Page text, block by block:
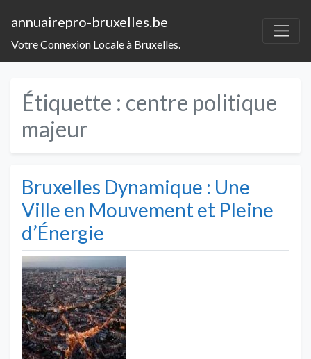
annuairepro-bruxelles.be
Votre Connexion Locale à Bruxelles.
Étiquette : centre politique
majeur
Bruxelles Dynamique : Une
Ville en Mouvement et Pleine
d’Énergie